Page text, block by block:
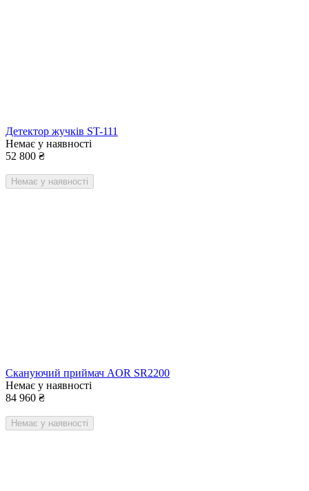
Детектор жучків ST-111
Немає у наявності
52 800 ₴
Немає у наявності
Скануючий приймач AOR SR2200
Немає у наявності
84 960 ₴
Немає у наявності